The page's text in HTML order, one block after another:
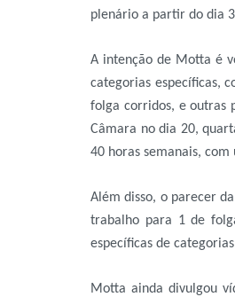
plenário a partir do dia
A intenção de Motta é
categorias específicas,
folga corridos, e outras
Câmara no dia 20,
40 horas semanais,
Além disso, o parecer
trabalho para 1 de
específicas de
Motta ainda divulgou